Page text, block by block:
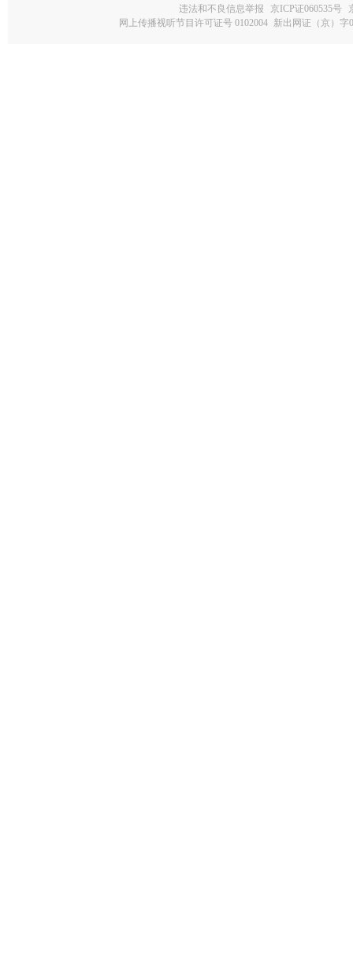
违法和不良信息举报 京ICP证060535号
网上传播视听节目许可证号 0102004 新出网证（京）